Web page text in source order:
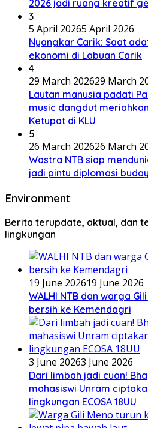
2026 jadi ruang kreatif
3
5 April 20265 April 2026
Nyangkar Carik: Saat
ekonomi di Labuan Carik
4
29 March 202629 March
Lautan manusia padati
music dangdut
Ketupat di KLU
5
26 March 202626 March
Wastra NTB siap
jadi pintu diplomasi
Environment
Berita terupdate, aktual, dan
lingkungan
19 June 202619 June 2026
WALHI NTB dan warga
bersih ke Kemendagri
3 June 20263 June 2026
Dari limbah jadi cuan!
mahasiswi Unram
lingkungan ECOSA 18UU